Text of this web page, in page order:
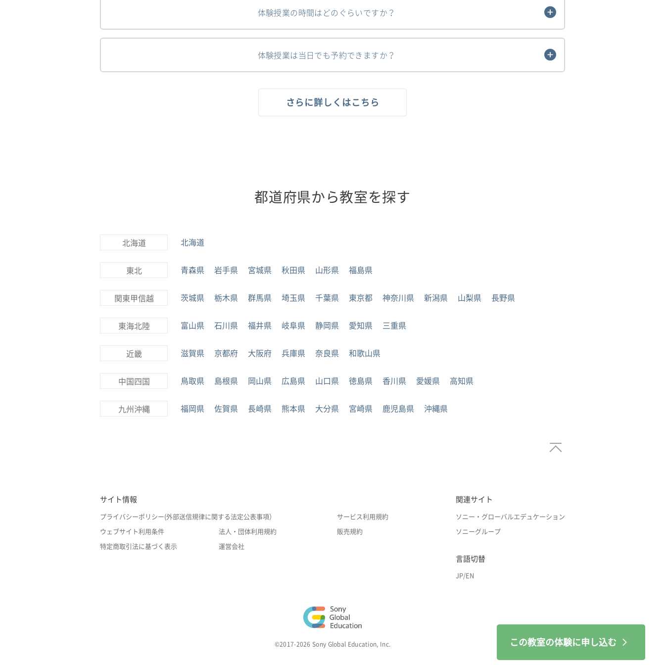
この教室の体験に申し込む
体験授業の時間はどのぐらいですか？
体験授業は当日でも予約できますか？
さらに詳しくはこちら
都道府県から教室を探す
北海道 北海道
東北 青森県 岩手県 宮城県 秋田県 山形県 福島県
関東甲信越 茨城県 栃木県 群馬県 埼玉県 千葉県 東京都 神奈川県 新潟県 山梨県 長野県
東海北陸 富山県 石川県 福井県 岐阜県 静岡県 愛知県 三重県
近畿 滋賀県 京都府 大阪府 兵庫県 奈良県 和歌山県
中国四国 鳥取県 島根県 岡山県 広島県 山口県 徳島県 香川県 愛媛県 高知県
九州沖縄 福岡県 佐賀県 長崎県 熊本県 大分県 宮崎県 鹿児島県 沖縄県
サイト情報
プライバシーポリシー(外部送信規律に関する法定公表事項） サービス利用規約
ウェブサイト利用条件 法人・団体利用規約 販売規約
特定商取引法に基づく表示 運営会社
関連サイト
ソニー・グローバルエデュケーション
ソニーグループ
言語切替
JP/EN
©2017-2026 Sony Global Education, Inc.